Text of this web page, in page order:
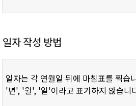
일자 작성 방법
일자는 각 연월일 뒤에 마침표를 찍습
'년', '월', '일'이라고 표기하지 않습니